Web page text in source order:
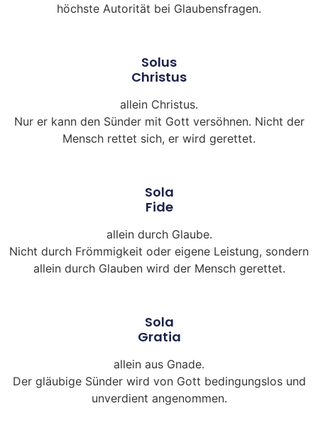
höchste Autorität bei Glaubensfragen.
Solus
Christus
allein Christus.
Nur er kann den Sünder mit Gott versöhnen. Nicht der
Mensch rettet sich, er wird gerettet.
Sola
Fide
allein durch Glaube.
Nicht durch Frömmigkeit oder eigene Leistung, sondern
allein durch Glauben wird der Mensch gerettet.
Sola
Gratia
allein aus Gnade.
Der gläubige Sünder wird von Gott bedingungslos und
unverdient angenommen.